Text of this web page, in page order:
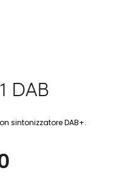
DAB
sintonizzatore DAB+.